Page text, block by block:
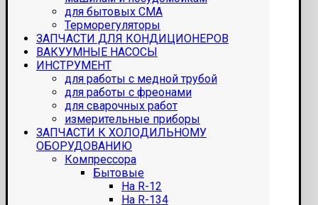
для бытовых СМА
Терморегуляторы
ЗАПЧАСТИ ДЛЯ КОНДИЦИОНЕРОВ
ВАКУУМНЫЕ НАСОСЫ
ИНСТРУМЕНТ
для работы с медной трубой
для работы с фреонами
для сварочных работ
измерительные приборы
ЗАПЧАСТИ К ХОЛОДИЛЬНОМУ
ОБОРУДОВАНИЮ
Компрессора
Бытовые
На R-12
На R-134